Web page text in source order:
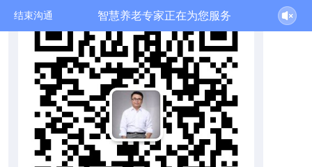
结束沟通 智慧养老专家正在为您服务